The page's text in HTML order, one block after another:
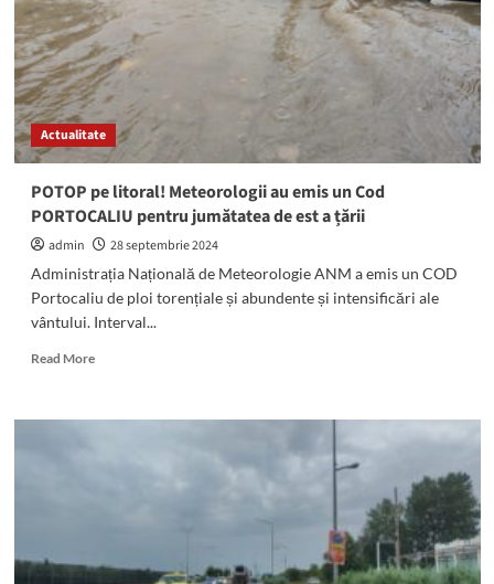
Constanța:
ANM
anunță
ploi
și
vânt
puternic
Actualitate
POTOP pe litoral! Meteorologii au emis un Cod
PORTOCALIU pentru jumătatea de est a țării
admin
28 septembrie 2024
Administrația Națională de Meteorologie ANM a emis un COD
Portocaliu de ploi torențiale și abundente și intensificări ale
vântului. Interval...
Read MoreRead
POTOP
Cod